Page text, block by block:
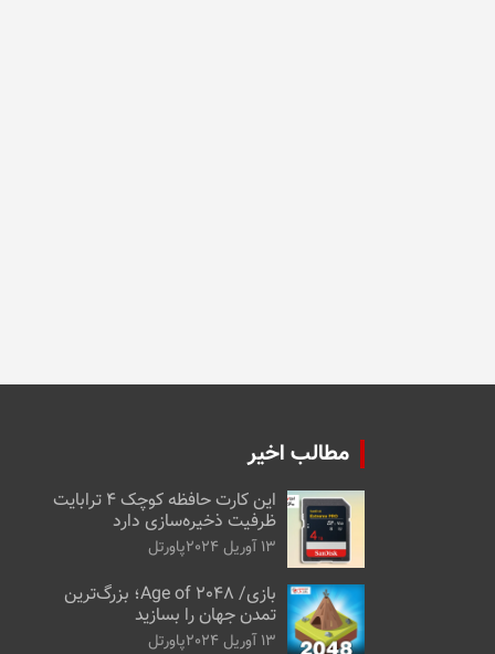
مطالب اخیر
این کارت حافظه کوچک ۴ ترابایت
ظرفیت ذخیره‌سازی دارد
13 آوریل 2024 پاورتل
بازی/ Age of 2048؛ بزرگ‌ترین
تمدن جهان را بسازید
13 آوریل 2024 پاورتل